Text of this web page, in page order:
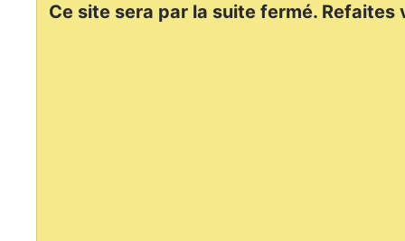
Ce site sera par la suite fermé. Refaites